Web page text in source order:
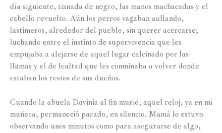
día siguiente, tiznada de negro, las manos machacadas y el
cabello revuelto. Aún los perros vagaban aullando,
lastimeros, alrededor del pueblo, sin querer acercarse;
luchando entre el instinto de supervivencia que les
empujaba a alejarse de aquel lugar calcinado por las
llamas y el de lealtad que les conminaba a volver donde
estaban los restos de sus dueños.
Cuando la abuela Davinia al fin murió, aquel reloj, ya en mi
muñeca, permaneció parado, en silencio. Mamá lo estuvo
observando unos minutos como para asegurarse de algo,